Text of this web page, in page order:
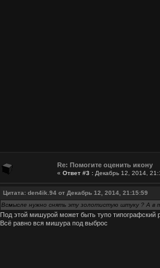
Re: Помогите оценить икону
« Ответ #3 : Декабрь 12, 2014,
Цитата: den4ik.94 от Декабрь 12, 2014, 21:15:59
Всмысле нужно снять эту золотистую штуку ? А в
Под этой мишурой может быть тупо типографский
Всё равно вся мишура под выброс